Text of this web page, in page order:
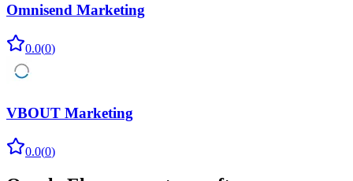
Omnisend Marketing
0.0(0)
VBOUT Marketing
0.0(0)